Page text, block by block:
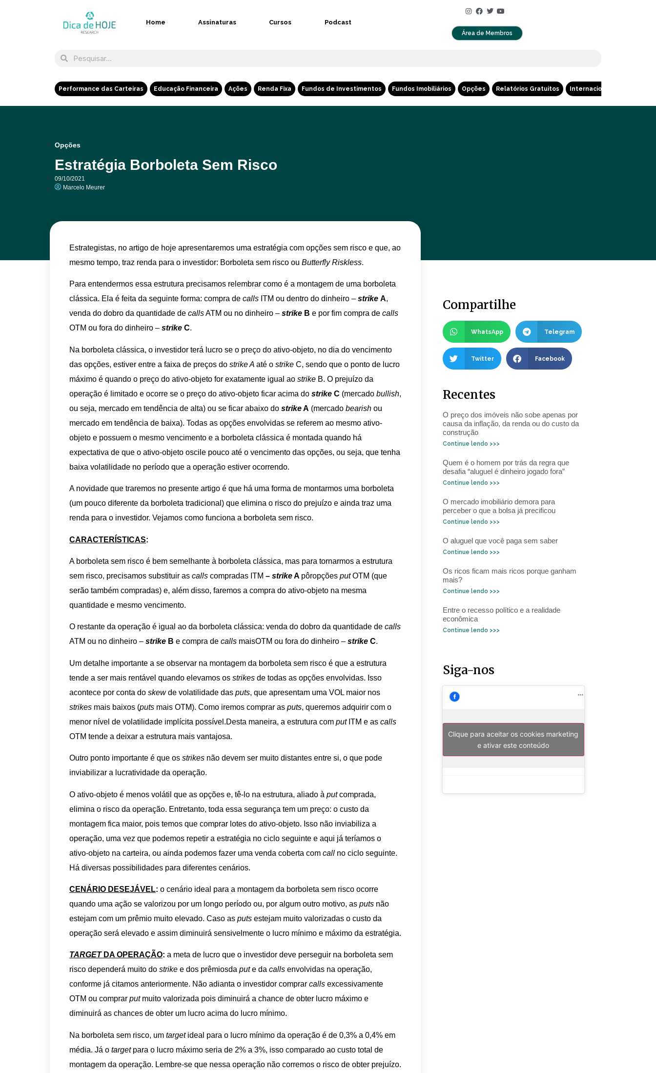
Home Assinaturas Cursos Podcast
Área de Membros
Performance das Carteiras Educação Financeira Ações Renda Fixa Fundos de Investimentos Fundos Imobiliários Opções Relatórios Gratuitos Internacional
Opções
Estratégia Borboleta Sem Risco
09/10/2021
Marcelo Meurer
Estrategistas, no artigo de hoje apresentaremos uma estratégia com opções sem risco e que, ao
mesmo tempo, traz renda para o investidor: Borboleta sem risco ou Butterfly Riskless.
Para entendermos essa estrutura precisamos relembrar como é a montagem de uma borboleta
clássica. Ela é feita da seguinte forma: compra de calls ITM ou dentro do dinheiro – strike A,
venda do dobro da quantidade de callsATM ou no dinheiro – strike B e por fim compra de calls
OTM ou fora do dinheiro – strike C.
Na borboleta clássica, o investidor terá lucro se o preço do ativo-objeto, no dia do vencimento
das opções, estiver entre a faixa de preços do strike A até o strike C, sendo que o ponto de lucro
máximo é quando o preço do ativo-objeto for exatamente igual ao strike B. O prejuízo da
operação é limitado e ocorre se o preço do ativo-objeto ficar acima do strike C (mercado bullish,
ou seja, mercado em tendência de alta) ou se ficar abaixo do strikeA (mercado bearish ou
mercado em tendência de baixa). Todas as opções envolvidas se referem ao mesmo ativo-
objeto e possuem o mesmo vencimento e a borboleta clássica é montada quando há
expectativa de que o ativo-objeto oscile pouco até o vencimento das opções, ou seja, que tenha
baixa volatilidade no período que a operação estiver ocorrendo.
A novidade que traremos no presente artigo é que há uma forma de montarmos uma borboleta
(um pouco diferente da borboleta tradicional) que elimina o risco do prejuízo e ainda traz uma
renda para o investidor. Vejamos como funciona a borboleta sem risco.
CARACTERÍSTICAS:
A borboleta sem risco é bem semelhante à borboleta clássica, mas para tornarmos a estrutura
sem risco, precisamos substituir as calls compradas ITM – strikeA pôropções putOTM (que
serão também compradas) e, além disso, faremos a compra do ativo-objeto na mesma
quantidade e mesmo vencimento.
O restante da operação é igual ao da borboleta clássica: venda do dobro da quantidade de calls
ATM ou no dinheiro – strike B e compra de calls maisOTM ou fora do dinheiro – strike C.
Um detalhe importante a se observar na montagem da borboleta sem risco é que a estrutura
tende a ser mais rentável quando elevamos os strikes de todas as opções envolvidas. Isso
acontece por conta do skewde volatilidade das puts, que apresentam uma VOL maior nos
strikes mais baixos (puts mais OTM). Como iremos comprar as puts, queremos adquirir com o
menor nível de volatilidade implícita possível.Desta maneira, a estrutura com put ITM e as calls
OTM tende a deixar a estrutura mais vantajosa.
Outro ponto importante é que os strikes não devem ser muito distantes entre si, o que pode
inviabilizar a lucratividade da operação.
O ativo-objeto é menos volátil que as opções e, tê-lo na estrutura, aliado à putcomprada,
elimina o risco da operação. Entretanto, toda essa segurança tem um preço: o custo da
montagem fica maior, pois temos que comprar lotes do ativo-objeto. Isso não inviabiliza a
operação, uma vez que podemos repetir a estratégia no ciclo seguinte e aqui já teríamos o
ativo-objeto na carteira, ou ainda podemos fazer uma venda coberta com call no ciclo seguinte.
Há diversas possibilidades para diferentes cenários.
CENÁRIO DESEJÁVEL: o cenário ideal para a montagem da borboleta sem risco ocorre
quando uma ação se valorizou por um longo período ou, por algum outro motivo, as puts não
estejam com um prêmio muito elevado. Caso as puts estejam muito valorizadas o custo da
operação será elevado e assim diminuirá sensivelmente o lucro mínimo e máximo da estratégia.
TARGET DA OPERAÇÃO: a meta de lucro que o investidor deve perseguir na borboleta sem
risco dependerá muito do strike e dos prêmiosda pute da calls envolvidas na operação,
conforme já citamos anteriormente. Não adianta o investidor comprar calls excessivamente
OTM ou comprar putmuito valorizada pois diminuirá a chance de obter lucro máximo e
diminuirá as chances de obter um lucro acima do lucro mínimo.
Na borboleta sem risco, um targetideal para o lucro mínimo da operação é de 0,3% a 0,4% em
média. Já o targetpara o lucro máximo seria de 2% a 3%, isso comparado ao custo total de
montagem da operação. Lembre-se que nessa operação não corremos o risco de obter prejuízo.
Compartilhe
WhatsApp Telegram
Twitter Facebook
Recentes
O preço dos imóveis não sobe apenas por
causa da inflação, da renda ou do custo da
construção
Continue lendo >>>
Quem é o homem por trás da regra que
desafia “aluguel é dinheiro jogado fora”
Continue lendo >>>
O mercado imobiliário demora para
perceber o que a bolsa já precificou
Continue lendo >>>
O aluguel que você paga sem saber
Continue lendo >>>
Os ricos ficam mais ricos porque ganham
mais?
Continue lendo >>>
Entre o recesso político e a realidade
econômica
Continue lendo >>>
Siga-nos
Clique para aceitar os cookies marketing
e ativar este conteúdo